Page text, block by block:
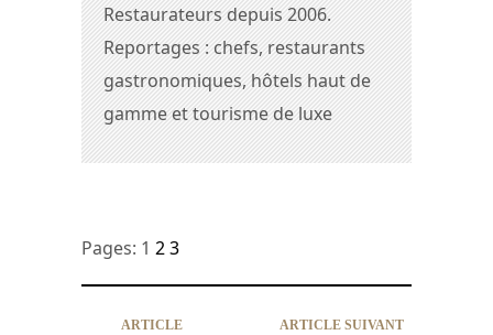
Restaurateurs depuis 2006.
Reportages : chefs, restaurants
gastronomiques, hôtels haut de
gamme et tourisme de luxe
Pages: 1 23
ARTICLE
ARTICLE SUIVANT